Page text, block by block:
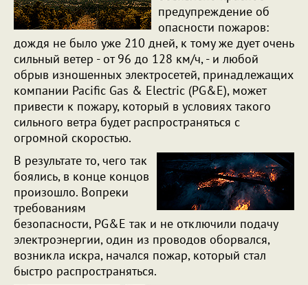
предупреждение об
опасности пожаров:
дождя не было уже 210 дней, к тому же дует очень
сильный ветер - от 96 до 128 км/ч, - и любой
обрыв изношенных электросетей, принадлежащих
компании Pacific Gas & Electric (PG&E), может
привести к пожару, который в условиях такого
сильного ветра будет распространяться с
огромной скоростью.
В результате то, чего так
боялись, в конце концов
произошло. Вопреки
требованиям
безопасности, PG&E так и не отключили подачу
электроэнергии, один из проводов оборвался,
возникла искра, начался пожар, который стал
быстро распространяться.